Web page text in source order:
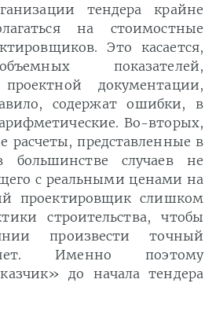
тендера крайне
на стоимостные
Это касается,
показателей,
документации,
содержат ошибки, в
Во-вторых,
расчеты, представленные в
большинстве случаев не
с реальными ценами на
проектировщик слишком
строительства, чтобы
произвести точный
Именно поэтому
до начала тендера